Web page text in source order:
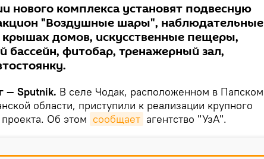
нового комплекса установят подвесную
"Воздушные шары", наблюдательные
домов, искусственные пещеры,
бассейн, фитобар, тренажерный зал,
— Sputnik. В селе Чодак, расположенном в Папском
области, приступили к реализации крупного
Об этом сообщает агентство "УзА".